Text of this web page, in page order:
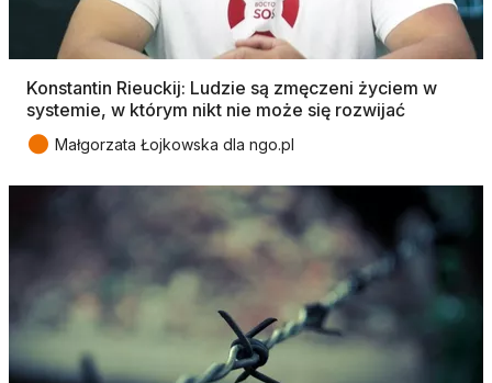
Konstantin Rieuckij: Ludzie są zmęczeni życiem w
systemie, w którym nikt nie może się rozwijać
● Małgorzata Łojkowska dla ngo.pl